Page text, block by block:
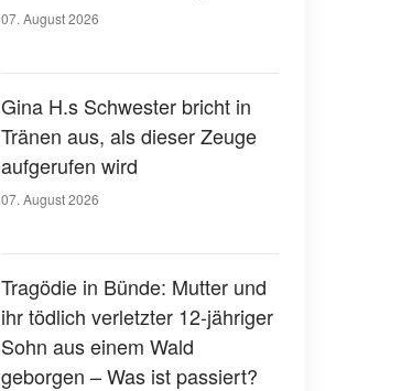
07. August 2026
Gina H.s Schwester bricht in
Tränen aus, als dieser Zeuge
aufgerufen wird
07. August 2026
Tragödie in Bünde: Mutter und
ihr tödlich verletzter 12-jähriger
Sohn aus einem Wald
geborgen – Was ist passiert?